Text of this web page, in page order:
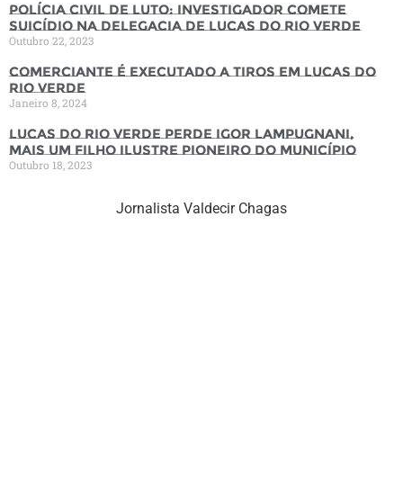
Polícia Civil de luto: Investigador comete
suicídio na Delegacia de Lucas do Rio Verde
Outubro 22, 2023
Comerciante é executado a tiros em Lucas do
Rio Verde
Janeiro 8, 2024
Lucas do Rio Verde perde Igor Lampugnani,
mais um filho ilustre pioneiro do município
Outubro 18, 2023
Jornalista Valdecir Chagas